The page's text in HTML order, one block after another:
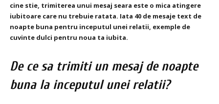
cine stie, trimiterea unui mesaj seara este o mica atingere
iubitoare care nu trebuie ratata. Iata 40 de mesaje text de
noapte buna pentru inceputul unei relatii, exemple de
cuvinte dulci pentru noua ta iubita.
De ce sa trimiti un mesaj de noapte
buna la inceputul unei relatii?